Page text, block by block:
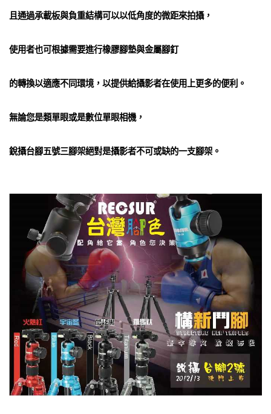
且通過承載板與負重結構可以以低角度的微距來拍攝，
使用者也可根據需要進行橡膠腳墊與金屬腳釘
的轉換以適應不同環境，以提供給攝影者在使用上更多的便利。
無論您是類單眼或是數位單眼相機，
銳攝台腳五號三腳架絕對是攝影者不可或缺的一支腳架。